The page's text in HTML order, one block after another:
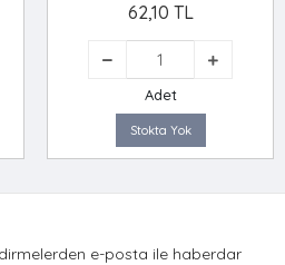
62,10 TL
Adet
Stokta Yok
e-posta ile haberdar